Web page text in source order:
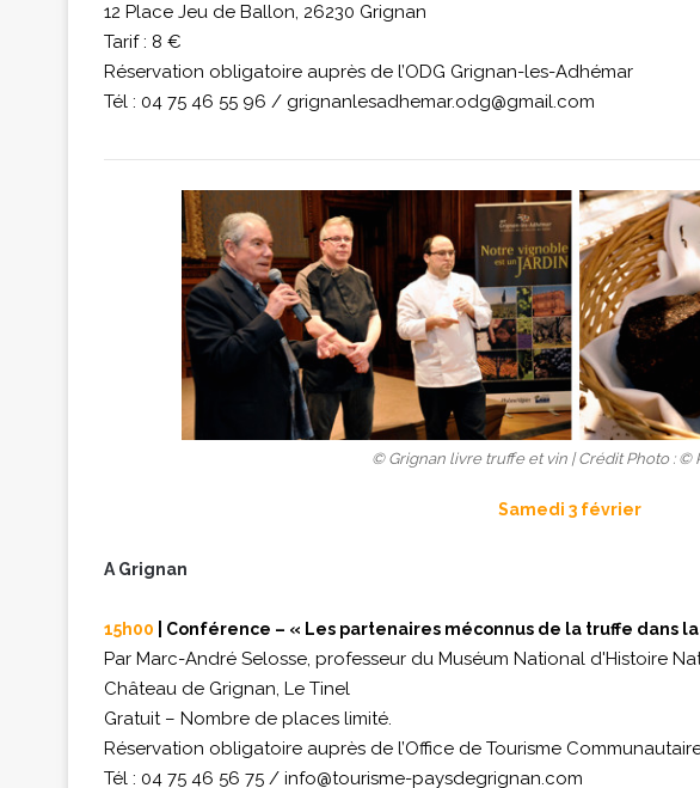
12 Place Jeu de Ballon, 26230 Grignan
Tarif : 8 €
Réservation obligatoire auprès de l’ODG Grignan-les-Adhémar
Tél : 04 75 46 55 96 / grignanlesadhemar.odg@gmail.com
© Grignan livre truffe et vin | Crédit Photo : ©
Samedi 3 février
A Grignan
15h00 | Conférence – « Les partenaires méconnus de la truffe dans
Par Marc-André Selosse, professeur du Muséum National d'Histoire
Château de Grignan, Le Tinel
Gratuit – Nombre de places limité.
Réservation obligatoire auprès de l’Office de Tourisme
Tél : 04 75 46 56 75 / info@tourisme-paysdegrignan.com